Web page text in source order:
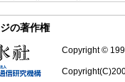
の著作権
Copyright ©